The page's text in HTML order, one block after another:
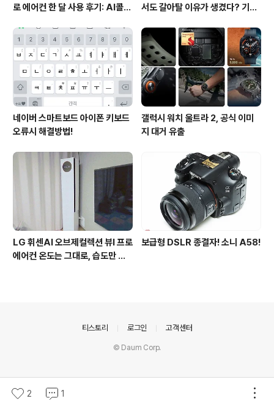
로 에어컨 한 달 사용 후기: AI콜드
서도 갈아탈 이유가 생겼다? 기대
네이버 스마트보드 아이폰 키보드
오류시 해결방법!
갤럭시 워치 울트라 2, 공식 이미
지 대거 유출
LG 휘센AI 오브제컬렉션 뷰I 프로
에어컨 온도는 그대로, 습도만 쏙
보급형 DSLR 종결자! 소니 A58!
2 1
티스토리 로그인 고객센터
© Daum Corp.